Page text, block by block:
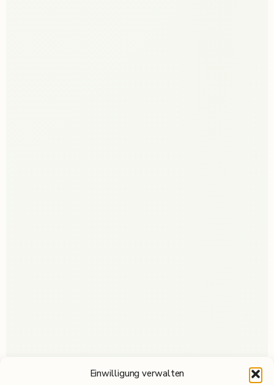
Einwilligung verwalten